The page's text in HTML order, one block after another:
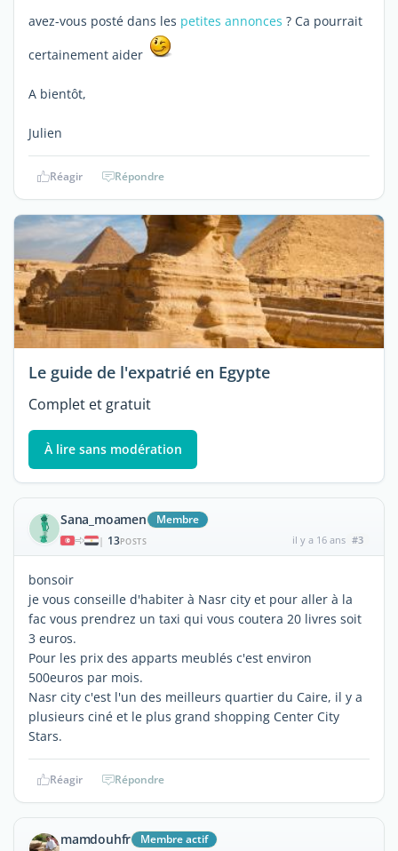
avez-vous posté dans les petites annonces ? Ca pourrait
certainement aider
A bientôt,
Julien
Réagir Répondre
Le guide de l'expatrié en Egypte
Complet et gratuit
À lire sans modération
Sana_moamen Membre
| 13POSTS il y a 16 ans #3
bonsoir
je vous conseille d'habiter à Nasr city et pour aller à la
fac vous prendrez un taxi qui vous coutera 20 livres soit
3 euros.
Pour les prix des apparts meublés c'est environ
500euros par mois.
Nasr city c'est l'un des meilleurs quartier du Caire, il y a
plusieurs ciné et le plus grand shopping Center City
Stars.
Réagir Répondre
mamdouhfr Membre actif